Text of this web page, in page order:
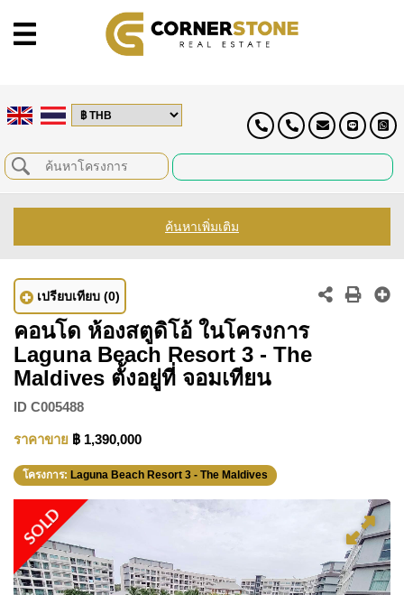
ค้นหาเพิ่มเติม
เปรียบเทียบ (0)
คอนโด ห้องสตูดิโอ้ ในโครงการ
Laguna Beach Resort 3 - The
Maldives ตั้งอยู่ที่ จอมเทียน
ID C005488
ราคาขาย ฿ 1,390,000
โครงการ: Laguna Beach Resort 3 - The Maldives
SOLD